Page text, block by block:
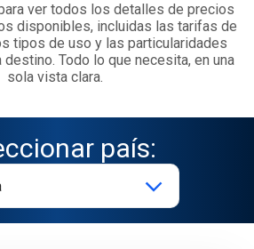
ver todos los detalles de precios
disponibles, incluidas las tarifas de
tipos de uso y las particularidades
Todo lo que necesita, en una
sola vista clara.
país: